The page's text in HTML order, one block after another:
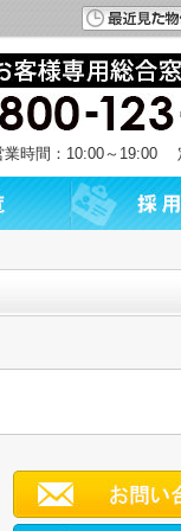
業時間：10:00～19:00